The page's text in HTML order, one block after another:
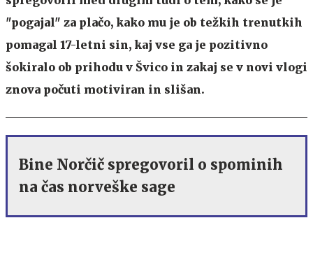
"pogajal" za plačo, kako mu je ob težkih trenutkih
pomagal 17-letni sin, kaj vse ga je pozitivno
šokiralo ob prihodu v Švico in zakaj se v novi vlogi
znova počuti motiviran in slišan.
Bine Norčič spregovoril o spominih
na čas norveške sage